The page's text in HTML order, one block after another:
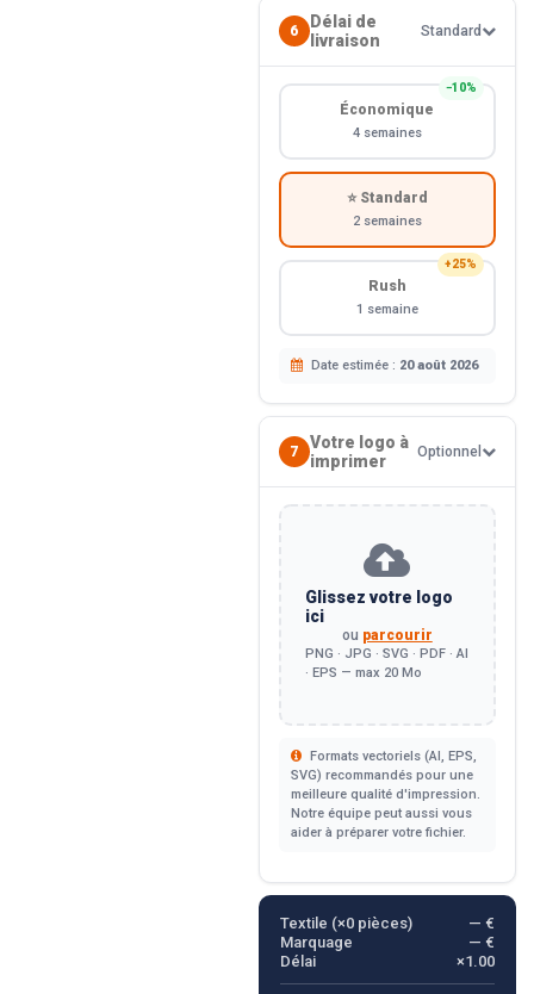
6
Délai de
livraison
Standard
−10%
Économique
4 semaines
⭐ Standard
2 semaines
+25%
Rush
1 semaine
Date estimée : 20 août 2026
7
Votre logo à
imprimer
Optionnel
Glissez votre logo
ici
ou parcourir
PNG · JPG · SVG · PDF · AI
· EPS — max 20 Mo
Formats vectoriels (AI, EPS,
SVG) recommandés pour une
meilleure qualité d'impression.
Notre équipe peut aussi vous
aider à préparer votre fichier.
Textile (×0pièces)
— €
Marquage
— €
Délai
×1.00